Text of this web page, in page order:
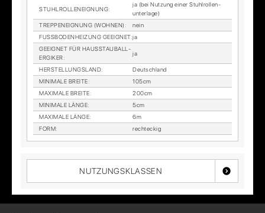
STUHL­ROL­LEN­EIG­NUNG:
ja (bei Nut­zung ei­ner Stuhl­rol­len­
un­ter­la­ge)
TREP­PEN­EIG­NUNG (WOH­NEN) :
nein
FUSS­BO­DEN­HEI­ZUNG GE­EIG­NET:ja
GE­EIG­NET FÜR HAUS­STAUB­ALL­
ER­GI­KER:
ja
HER­STEL­LUNGS­LAND:
Deutsch­land
MI­NI­MA­LE BREI­TE:
105cm
MA­XI­MA­LE BREI­TE:
200cm
MI­NI­MA­LE LÄN­GE:
5cm
MA­XI­MA­LE LÄN­GE:
6m
FORM: recht­eckig
NUTZUNGSKLASSEN